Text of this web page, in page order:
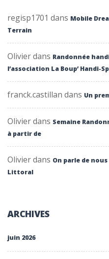
regisp1701 dans Mobile
Terrain
Olivierdans Randonnée
l’association La Boup’ Handi-
franck.castillan dans Un
Olivierdans Semaine
à partir de
Olivierdans On parle de
Littoral
ARCHIVES
juin 2026